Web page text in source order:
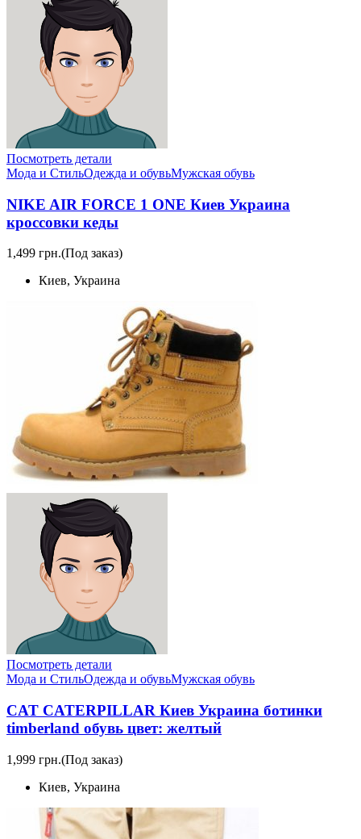
Посмотреть детали
Мода и СтильОдежда и обувьМужская обувь
NIKE AIR FORCE 1 ONE Киев Украина
кроссовки кеды
1,499 грн.(Под заказ)
Киев, Украина
Посмотреть детали
Мода и СтильОдежда и обувьМужская обувь
CAT CATERPILLAR Киев Украина ботинки
timberland обувь цвет: желтый
1,999 грн.(Под заказ)
Киев, Украина